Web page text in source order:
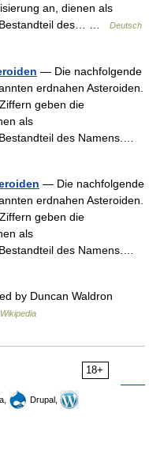
an, dienen als
Bestandteil des… …
Deutsch
— Die nachfolgende
erdnahen Asteroiden.
geben die
als
des Namens.…
— Die nachfolgende
erdnahen Asteroiden.
geben die
als
des Namens.…
by Duncan Waldron
Wikipedia
18+
Drupal,